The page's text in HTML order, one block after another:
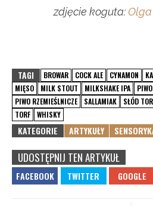
zdjęcie koguta:
TAGI BROWAR COCK ALE CYNAMON
MIĘSO
MILK STOUT MILKSHAKE IPA PIWO
PIWO RZEMIEŚLNICZE
SALLAMIAK SŁÓD
TORF
WHISKY
KATEGORIE ARTYKUŁY
UDOSTĘPNIJ TEN ARTYKUŁ